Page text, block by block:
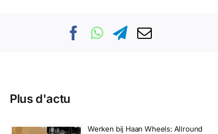
Plus d'actu
Werken bij Haan Wheels: Allround